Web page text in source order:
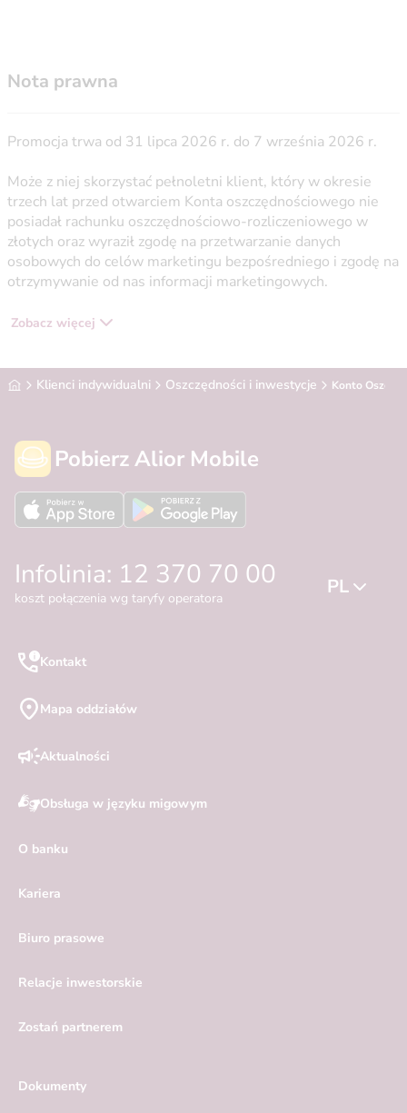
Nota prawna
Promocja trwa od 31 lipca 2026 r. do 7 września 2026 r.
Może z niej skorzystać pełnoletni klient, który w okresie
trzech lat przed otwarciem Konta oszczędnościowego nie
posiadał rachunku oszczędnościowo-rozliczeniowego w
złotych oraz wyraził zgodę na przetwarzanie danych
osobowych do celów marketingu bezpośredniego i zgodę na
otrzymywanie od nas informacji marketingowych.
Zobacz więcej
Alior BankKlienci indywidualni Oszczędności i inwestycje Konto
Pobierz Alior Mobile
Infolinia: 12 370 70 00
koszt połączenia wg taryfy operatora PL
Kontakt
Mapa oddziałów
Aktualności
Obsługa w języku migowym
O banku
Kariera
Biuro prasowe
Relacje inwestorskie
Zostań partnerem
Dokumenty